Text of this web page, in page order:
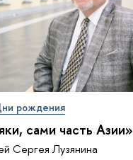
рождения
сами часть Азии»
Сергея Лузянина